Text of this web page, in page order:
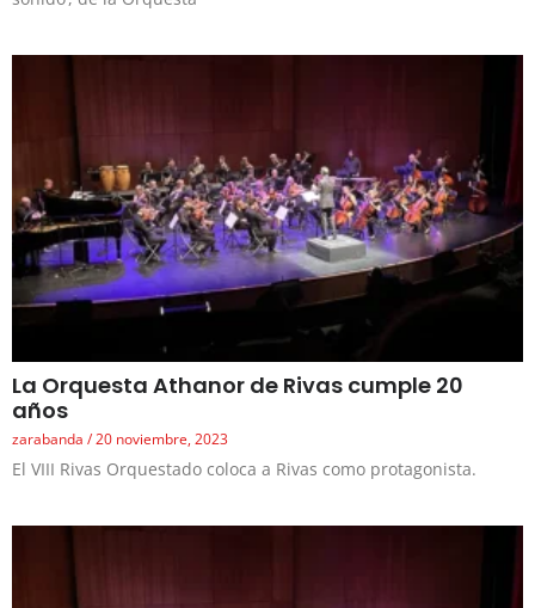
La Orquesta Athanor de Rivas cumple 20
años
zarabanda 20 noviembre, 2023
El VIII Rivas Orquestado coloca a Rivas como protagonista.